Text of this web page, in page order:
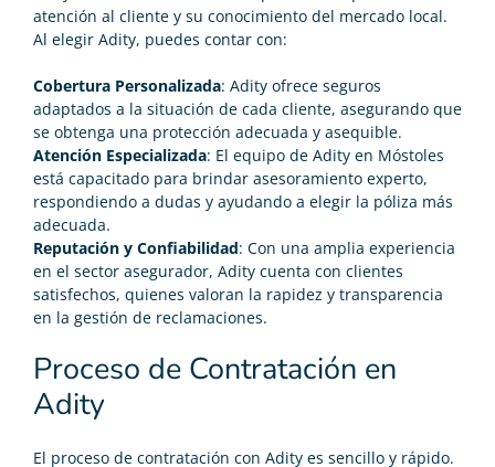
atención al cliente y su conocimiento del mercado local.
Al elegir Adity, puedes contar con:
Cobertura Personalizada: Adity ofrece seguros
adaptados a la situación de cada cliente, asegurando que
se obtenga una protección adecuada y asequible.
Atención Especializada: El equipo de Adity en Móstoles
está capacitado para brindar asesoramiento experto,
respondiendo a dudas y ayudando a elegir la póliza más
adecuada.
Reputación y Confiabilidad: Con una amplia experiencia
en el sector asegurador, Adity cuenta con clientes
satisfechos, quienes valoran la rapidez y transparencia
en la gestión de reclamaciones.
Proceso de Contratación en
Adity
El proceso de contratación con Adity es sencillo y rápido.